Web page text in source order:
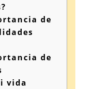
de
de
vida